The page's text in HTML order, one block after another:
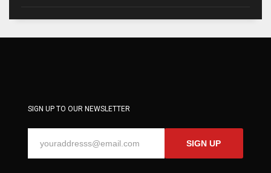
SIGN UP TO OUR NEWSLETTER
SIGN UP